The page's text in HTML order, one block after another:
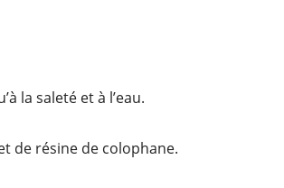
la saleté et à l’eau.
de résine de colophane.